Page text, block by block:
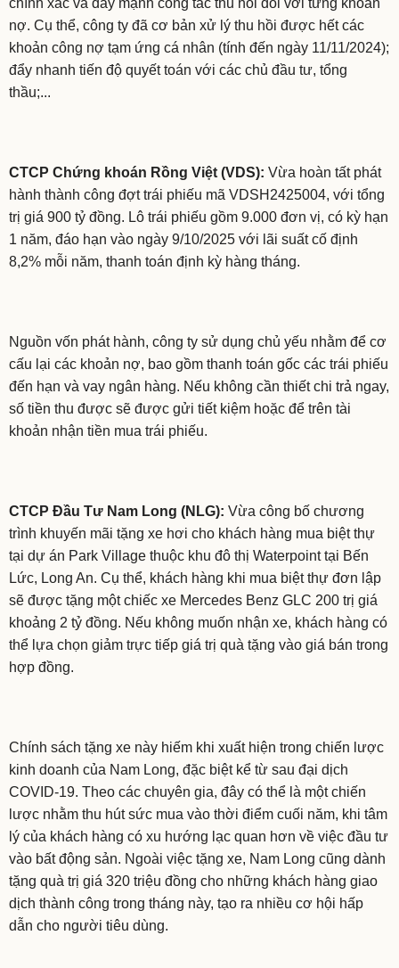
nợ. Cụ thể, công ty đã cơ bản xử lý thu hồi được hết các
khoản công nợ tạm ứng cá nhân (tính đến ngày 11/11/2024);
đẩy nhanh tiến độ quyết toán với các chủ đầu tư, tổng
thầu;...
CTCP Chứng khoán Rồng Việt (VDS): Vừa hoàn tất phát
hành thành công đợt trái phiếu mã VDSH2425004, với tổng
trị giá 900 tỷ đồng. Lô trái phiếu gồm 9.000 đơn vị, có kỳ hạn
1 năm, đáo hạn vào ngày 9/10/2025 với lãi suất cố định
8,2% mỗi năm, thanh toán định kỳ hàng tháng.
Nguồn vốn phát hành, công ty sử dụng chủ yếu nhằm để cơ
cấu lại các khoản nợ, bao gồm thanh toán gốc các trái phiếu
đến hạn và vay ngân hàng. Nếu không cần thiết chi trả ngay,
số tiền thu được sẽ được gửi tiết kiệm hoặc để trên tài
khoản nhận tiền mua trái phiếu.
CTCP Đầu Tư Nam Long (NLG): Vừa công bố chương
trình khuyến mãi tặng xe hơi cho khách hàng mua biệt thự
tại dự án Park Village thuộc khu đô thị Waterpoint tại Bến
Lức, Long An. Cụ thể, khách hàng khi mua biệt thự đơn lập
sẽ được tặng một chiếc xe Mercedes Benz GLC 200 trị giá
khoảng 2 tỷ đồng. Nếu không muốn nhận xe, khách hàng có
thể lựa chọn giảm trực tiếp giá trị quà tặng vào giá bán trong
hợp đồng.
Chính sách tặng xe này hiếm khi xuất hiện trong chiến lược
kinh doanh của Nam Long, đặc biệt kể từ sau đại dịch
COVID-19. Theo các chuyên gia, đây có thể là một chiến
lược nhằm thu hút sức mua vào thời điểm cuối năm, khi tâm
lý của khách hàng có xu hướng lạc quan hơn về việc đầu tư
vào bất động sản. Ngoài việc tặng xe, Nam Long cũng dành
tặng quà trị giá 320 triệu đồng cho những khách hàng giao
dịch thành công trong tháng này, tạo ra nhiều cơ hội hấp
dẫn cho người tiêu dùng.